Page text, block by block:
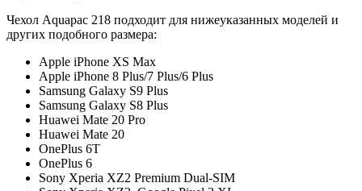
Чехол Aquapac 218 подходит для нижеуказанных моделей и
других подобного размера:
Apple iPhone XS Max
Apple iPhone 8 Plus/7 Plus/6 Plus
Samsung Galaxy S9 Plus
Samsung Galaxy S8 Plus
Huawei Mate 20 Pro
Huawei Mate 20
OnePlus 6T
OnePlus 6
Sony Xperia XZ2 Premium Dual-SIM